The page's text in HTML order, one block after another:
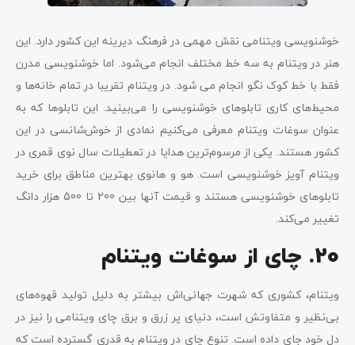
خوشنویسی ویتنامی نقش مهمی در فرهنگ دیرینه این کشور دارد. این
هنر در ویتنام به سه خط مختلف انجام می‌شود. اما خوشنویسی مدرن
فقط با خط کوک نگو انجام می شود. در ویتنام تقریبا در تمام خانه‌ها و
محیط‌های کاری تابلو‌های خوشنویسی را می‌بینید. این تابلوها که به
عنوان سوغات ویتنام معرفی می‌کنیم نمادی از خوش‌شانسی در این
کشور هستند. یکی از مرسوم‌ترین هدایا در تعطیلات سال نوی قمری در
ویتنام آویز خوشنویسی است. هو و هانوی بهترین مناطق برای خرید
تابلوهای خوشنویسی هستند و قیمت آنها بین 200 تا 500 هزار دانگ
تغییر می‌کند.
20. چای از سوغات ویتنام
ویتنام، کشوری که شهرت جهانی‌اش بیشتر به دلیل تولید قهوه‌های
بی‌نظیر و متفاوتش است، دنیای پر زرق و برق چای ویتنامی را نیز در
دل خود جای داده است. تنوع چای در ویتنام به قدری گسترده است که